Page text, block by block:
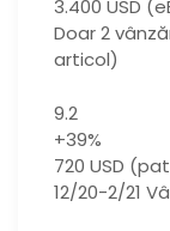
3.400 USD
Doar 2
articol)
9.2
+39%
720 USD
12/20-2/21